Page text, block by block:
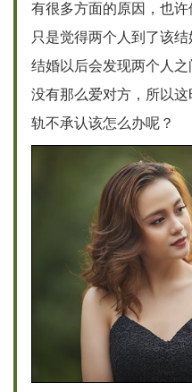
有很多方面的原因，也许
只是觉得两个人到了该
结婚以后会发现两个人
没有那么爱对方，所以
轨不承认该怎么办呢？